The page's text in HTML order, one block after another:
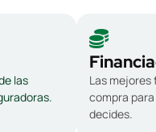
las
Las mejores
compra
decides.